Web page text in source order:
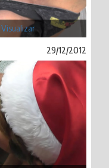
Visualizar
29/12/2012